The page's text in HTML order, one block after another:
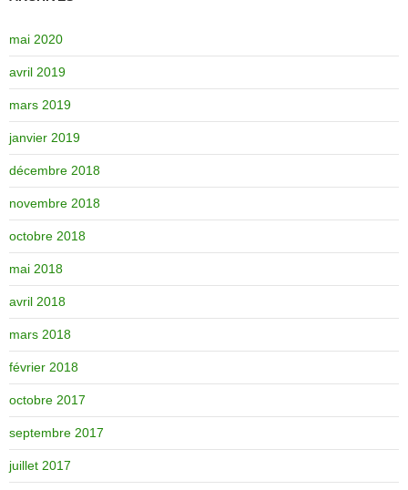
mai 2020
avril 2019
mars 2019
janvier 2019
décembre 2018
novembre 2018
octobre 2018
mai 2018
avril 2018
mars 2018
février 2018
octobre 2017
septembre 2017
juillet 2017